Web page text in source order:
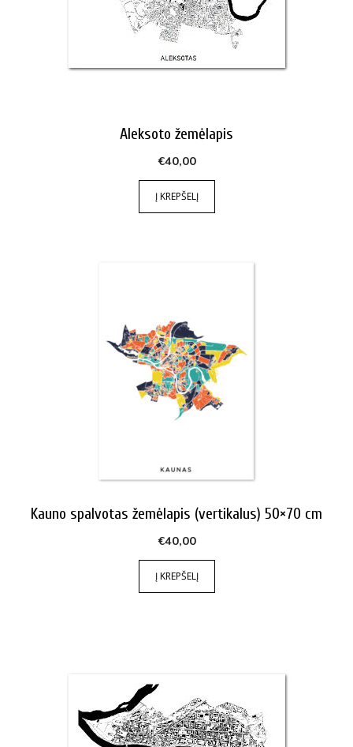
Aleksoto žemėlapis
€40,00
Į KREPŠELĮ
Kauno spalvotas žemėlapis (vertikalus) 50×70 cm
€40,00
Į KREPŠELĮ